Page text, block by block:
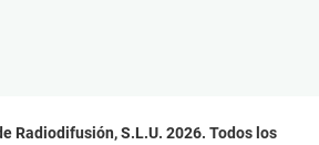
Radiodifusión, S.L.U. 2026. Todos los